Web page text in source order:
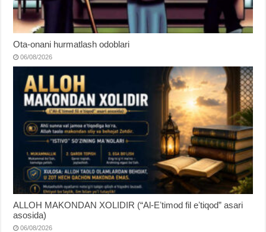
Ota-onani hurmatlash odoblari
06/08/2026
ALLOH MAKONDAN XOLIDIR (“Al-Eʼtimod fil eʼtiqod” asari
asosida)
06/08/2026